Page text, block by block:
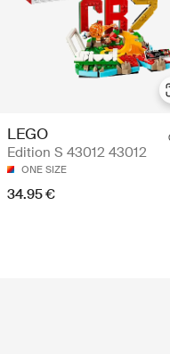
LEGO
Edition S 43012 43012
ONE SIZE
34.95 €